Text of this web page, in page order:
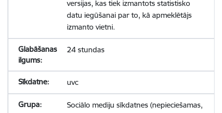
versijas, kas tiek izmantots statistisko
datu iegūšanai par to, kā apmeklētājs
izmanto vietni.
24 stundas
uvc
Sociālo mediju sīkdatnes (nepieciešamas,